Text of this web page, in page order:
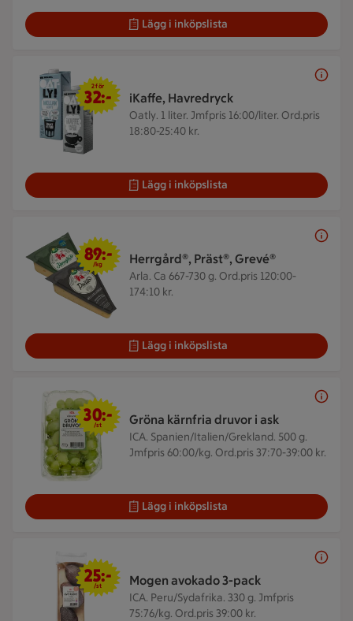
Lägg i inköpslista
iKaffe, Havredryck
Oatly. 1 liter. Jmfpris 16:00/liter. Ord.pris
18:80-25:40 kr.
2 för 32 kr
2 för
32:-
Lägg i inköpslista
Herrgård®, Präst®, Grevé®
Arla. Ca 667-730 g. Ord.pris 120:00-
174:10 kr.
89 kr/kg
89:-
/kg
Lägg i inköpslista
Gröna kärnfria druvor i ask
ICA. Spanien/Italien/Grekland. 500 g.
Jmfpris 60:00/kg. Ord.pris 37:70-39:00 kr.
30 kr/st
30:-
/st
Lägg i inköpslista
Mogen avokado 3-pack
ICA. Peru/Sydafrika. 330 g. Jmfpris
75:76/kg. Ord.pris 39:00 kr.
25 kr/st
25:-
/st